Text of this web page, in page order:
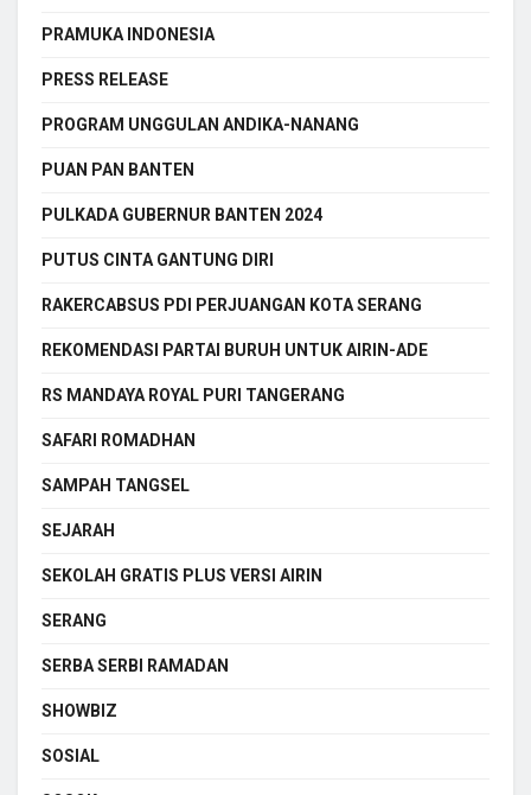
PRAMUKA INDONESIA
PRESS RELEASE
PROGRAM UNGGULAN ANDIKA-NANANG
PUAN PAN BANTEN
PULKADA GUBERNUR BANTEN 2024
PUTUS CINTA GANTUNG DIRI
RAKERCABSUS PDI PERJUANGAN KOTA SERANG
REKOMENDASI PARTAI BURUH UNTUK AIRIN-ADE
RS MANDAYA ROYAL PURI TANGERANG
SAFARI ROMADHAN
SAMPAH TANGSEL
SEJARAH
SEKOLAH GRATIS PLUS VERSI AIRIN
SERANG
SERBA SERBI RAMADAN
SHOWBIZ
SOSIAL